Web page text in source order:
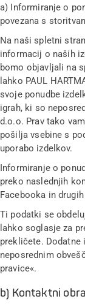
a) Informiranje o
povezana s
Na naši spletni
informacij o naših
bomo objavljali na
lahko PAUL
svoje ponudbe
igrah, ki so
d.o.o. Prav tako
pošilja vsebine s
uporabo izdelkov.
Informiranje o
preko naslednjih
Facebooka in
Ti podatki se
lahko soglasje za
prekličete. Dodatne
neposrednim
pravice«.
b) Kontaktni